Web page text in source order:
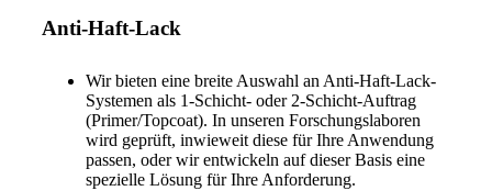
Anti-Haft-Lack
Wir bieten eine breite Auswahl an Anti-Haft-Lack-
Systemen als 1-Schicht- oder 2-Schicht-Auftrag
(Primer/Topcoat). In unseren Forschungslaboren
wird geprüft, inwieweit diese für Ihre Anwendung
passen, oder wir entwickeln auf dieser Basis eine
spezielle Lösung für Ihre Anforderung.